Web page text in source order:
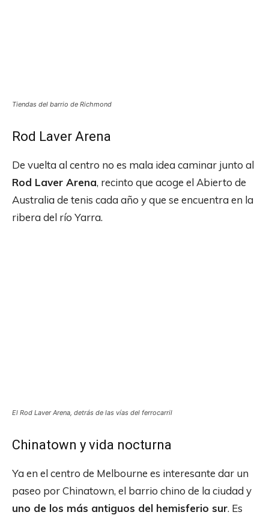
Tiendas del barrio de Richmond
Rod Laver Arena
De vuelta al centro no es mala idea caminar junto al
Rod Laver Arena, recinto que acoge el Abierto de
Australia de tenis cada año y que se encuentra en la
ribera del río Yarra.
El Rod Laver Arena, detrás de las vías del ferrocarril
Chinatown y vida nocturna
Ya en el centro de Melbourne es interesante dar un
paseo por Chinatown, el barrio chino de la ciudad y
uno de los más antiguos del hemisferio sur. Es